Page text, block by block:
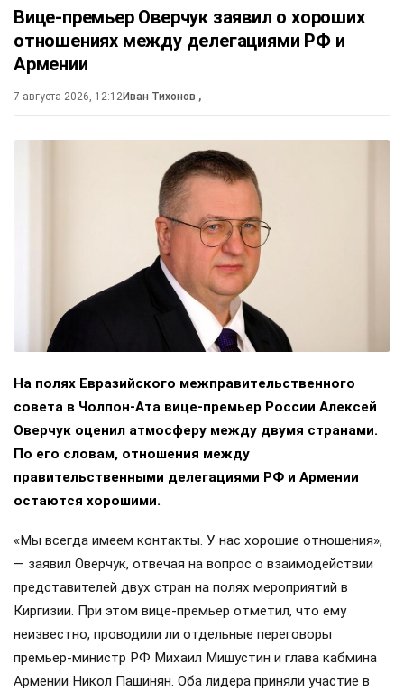
Вице-премьер Оверчук заявил о хороших
отношениях между делегациями РФ и
Армении
7 августа 2026, 12:12Иван Тихонов ,
На полях Евразийского межправительственного
совета в Чолпон-Ата вице-премьер России Алексей
Оверчук оценил атмосферу между двумя странами.
По его словам, отношения между
правительственными делегациями РФ и Армении
остаются хорошими.
«Мы всегда имеем контакты. У нас хорошие отношения»,
— заявил Оверчук, отвечая на вопрос о взаимодействии
представителей двух стран на полях мероприятий в
Киргизии. При этом вице-премьер отметил, что ему
неизвестно, проводили ли отдельные переговоры
премьер-министр РФ Михаил Мишустин и глава кабмина
Армении Никол Пашинян. Оба лидера приняли участие в